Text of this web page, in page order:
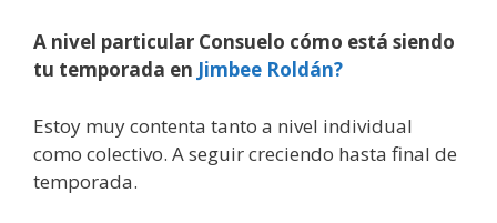
A nivel particular Consuelo cómo está siendo
tu temporada en Jimbee Roldán?
Estoy muy contenta tanto a nivel individual
como colectivo. A seguir creciendo hasta final de
temporada.